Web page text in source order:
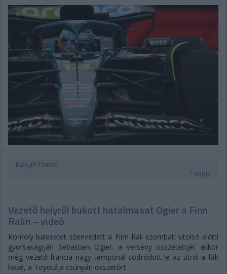
Balogh Tamás
7 napja
Vezető helyről bukott hatalmasat Ogier a Finn
Ralin – videó
Komoly balesetet szenvedett a Finn Rali szombati utolsó előtti
gyorsaságiján Sebastien Ogier: a verseny összetettjét akkor
még vezető francia nagy tempónál sodródott le az útról a fák
közé, a Toyotája csúnyán összetört.